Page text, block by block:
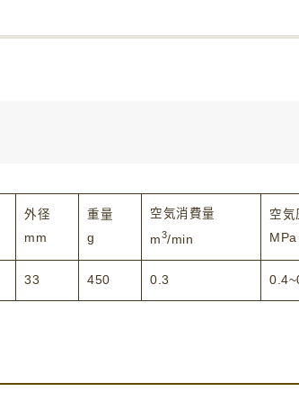
外径
mm
重量
g
空気消費量
m3/min
空気
MPa
33 450 0.3